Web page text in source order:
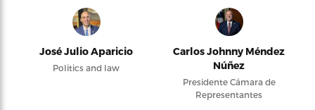
José Julio Aparicio
Politics and law
Carlos Johnny Méndez
Núñez
Presidente Cámara de
Representantes